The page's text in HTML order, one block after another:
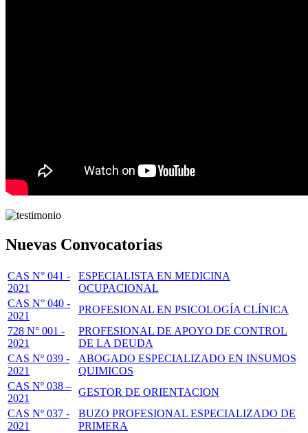
Nuevas Convocatorias
CAS N° 041 -
2021
ESPECIALISTA EN MEDICINA
OCUPACIONAL
CAS N° 040 -
2021
PROFESIONAL EN PSICOLOGÍA CLÍNICA
728 N° 001 -
2021
PROFESIONAL DE APOYO DE CONTROL
DE LA DEUDA
CAS Nº 039 -
2021
ABOGADO ESPECIALIZADO EN INSUMOS
QUIMICOS
CAS Nº 038 –
2021
GESTOR DE ORIENTACION
CAS Nº 037 -
2021
BUZO PROFESIONAL ESPECIALIZADO DE
PRIMERA